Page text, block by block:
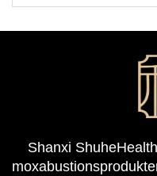
Shanxi